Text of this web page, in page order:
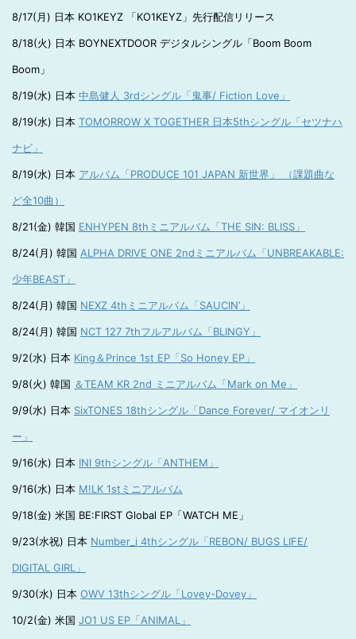
8/17(月) 日本 KO1KEYZ 「KO1KEYZ」先行配信リリース
8/18(火) 日本 BOYNEXTDOOR デジタルシングル「Boom Boom
Boom」
8/19(水) 日本 中島健人 3rdシングル「鬼事/ Fiction Love」
8/19(水) 日本 TOMORROW X TOGETHER 日本5thシングル「セツナハ
ナビ」
8/19(水) 日本 アルバム「PRODUCE 101 JAPAN 新世界」 （課題曲な
ど全10曲）
8/21(金) 韓国 ENHYPEN 8thミニアルバム「THE SIN: BLISS」
8/24(月) 韓国 ALPHA DRIVE ONE 2ndミニアルバム「UNBREAKABLE:
少年BEAST」
8/24(月) 韓国 NEXZ 4thミニアルバム「SAUCIN’」
8/24(月) 韓国 NCT 127 7thフルアルバム「BLINGY」
9/2(水) 日本 King＆Prince 1st EP「So Honey EP」
9/8(火) 韓国 ＆TEAM KR 2nd ミニアルバム「Mark on Me」
9/9(水) 日本 SixTONES 18thシングル「Dance Forever/ マイオンリ
ー」
9/16(水) 日本 INI 9thシングル「ANTHEM」
9/16(水) 日本 M!LK 1stミニアルバム
9/18(金) 米国 BE:FIRST Global EP「WATCH ME」
9/23(水祝) 日本 Number_i 4thシングル「REBON/ BUGS LIFE/
DIGITAL GIRL」
9/30(水) 日本 OWV 13thシングル「Lovey-Dovey」
10/2(金) 米国 JO1 US EP「ANIMAL」